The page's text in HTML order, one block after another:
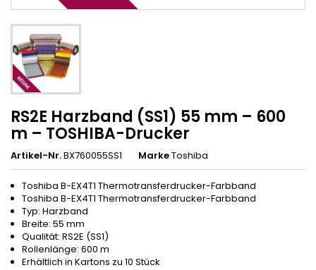
RS2E Harzband (SS1) 55 mm – 600
m – TOSHIBA-Drucker
Artikel-Nr.BX760055SS1 MarkeToshiba
Toshiba B-EX4T1 Thermotransferdrucker-Farbband
Toshiba B-EX4T1 Thermotransferdrucker-Farbband
Typ: Harzband
Breite: 55 mm
Qualität: RS2E (SS1)
Rollenlänge: 600 m
Erhältlich in Kartons zu 10 Stück